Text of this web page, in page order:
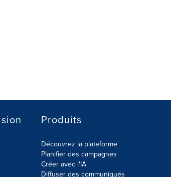
Produits
Découvrez la plateforme
Planifier des campagnes
Créer avec l'IA
Diffuser des communiqués